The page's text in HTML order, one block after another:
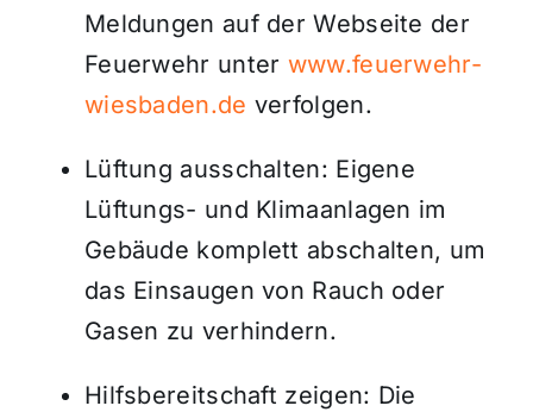
Meldungen auf der Webseite der
Feuerwehr unter www.feuerwehr-
wiesbaden.de verfolgen.
Lüftung ausschalten: Eigene
Lüftungs- und Klimaanlagen im
Gebäude komplett abschalten, um
das Einsaugen von Rauch oder
Gasen zu verhindern.
Hilfsbereitschaft zeigen: Die